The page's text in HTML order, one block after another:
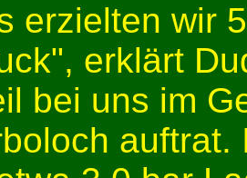
erzielten wir
erklärt
bei uns im